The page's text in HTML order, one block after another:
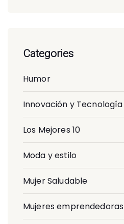
Categories
Humor
Innovación y Tecnología
Los Mejores 10
Moda y estilo
Mujer Saludable
Mujeres emprendedoras